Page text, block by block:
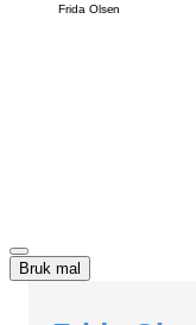
Bruk mal